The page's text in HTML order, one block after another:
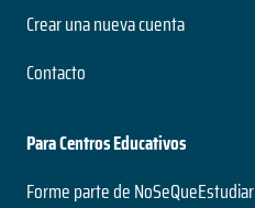
Crear una nueva cuenta
Contacto
Para Centros Educativos
Forme parte de NoSeQueEstudiar